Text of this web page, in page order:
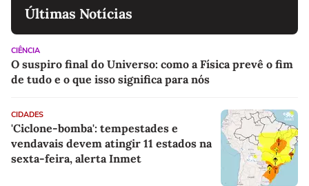
Últimas Notícias
CIÊNCIA
O suspiro final do Universo: como a Física prevê o fim
de tudo e o que isso significa para nós
CIDADES
'Ciclone-bomba': tempestades e
vendavais devem atingir 11 estados na
sexta-feira, alerta Inmet